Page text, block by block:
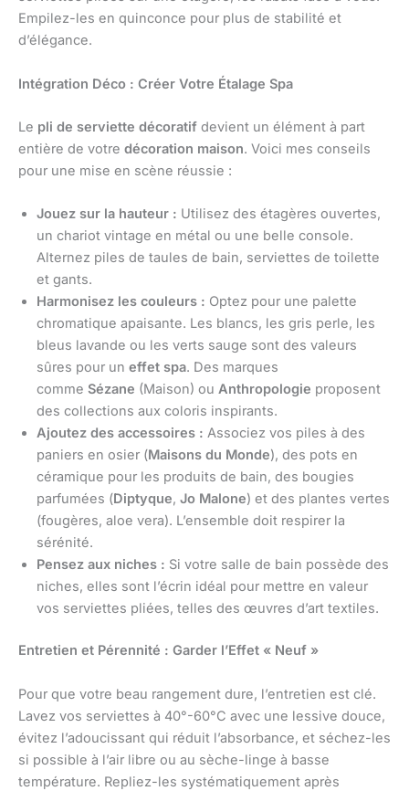
Empilez-les en quinconce pour plus de stabilité et
d’élégance.
Intégration Déco : Créer Votre Étalage Spa
Le pli de serviette décoratif devient un élément à part
entière de votre décoration maison. Voici mes conseils
pour une mise en scène réussie :
Jouez sur la hauteur : Utilisez des étagères ouvertes,
un chariot vintage en métal ou une belle console.
Alternez piles de taules de bain, serviettes de toilette
et gants.
Harmonisez les couleurs : Optez pour une palette
chromatique apaisante. Les blancs, les gris perle, les
bleus lavande ou les verts sauge sont des valeurs
sûres pour un effet spa. Des marques
comme Sézane (Maison) ou Anthropologie proposent
des collections aux coloris inspirants.
Ajoutez des accessoires : Associez vos piles à des
paniers en osier (Maisons du Monde), des pots en
céramique pour les produits de bain, des bougies
parfumées (Diptyque, Jo Malone) et des plantes vertes
(fougères, aloe vera). L’ensemble doit respirer la
sérénité.
Pensez aux niches : Si votre salle de bain possède des
niches, elles sont l’écrin idéal pour mettre en valeur
vos serviettes pliées, telles des œuvres d’art textiles.
Entretien et Pérennité : Garder l’Effet « Neuf »
Pour que votre beau rangement dure, l’entretien est clé.
Lavez vos serviettes à 40°-60°C avec une lessive douce,
évitez l’adoucissant qui réduit l’absorbance, et séchez-les
si possible à l’air libre ou au sèche-linge à basse
température. Repliez-les systématiquement après